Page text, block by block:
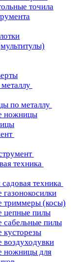
точила
по металлу
ножницы
техника
техника
триммеры (косы)
цепные пилы
сабельные пилы
кусторезы
ножницы для